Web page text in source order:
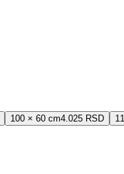
100 × 60 cm4.025 RSD